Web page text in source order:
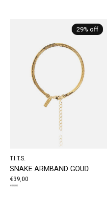
29% off
T.I.T.S.
SNAKE ARMBAND GOUD
€39,00
€55,00